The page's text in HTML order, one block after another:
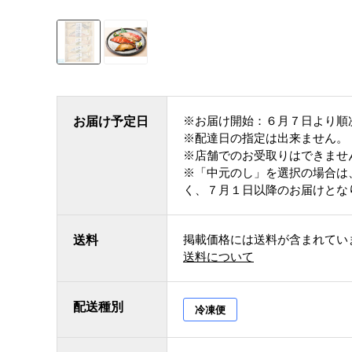
お届け予定日
※お届け開始：６月７日より順
※配達日の指定は出来ません。
※店舗でのお受取りはできませ
※「中元のし」を選択の場合
く、７月１日以降のお届けとな
送料
掲載価格には送料が含まれてい
送料について
配送種別 冷凍便